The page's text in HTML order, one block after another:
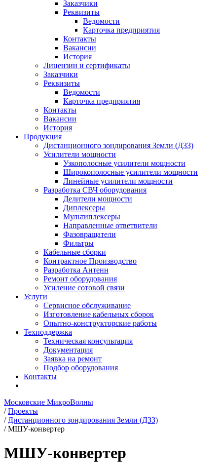
Заказчики
Реквизиты
Ведомости
Карточка предприятия
Контакты
Вакансии
История
Лицензии и сертификаты
Заказчики
Реквизиты
Ведомости
Карточка предприятия
Контакты
Вакансии
История
Продукция
Дистанционного зондирования Земли (ДЗЗ)
Усилители мощности
Узкополосные усилители мощности
Широкополосные усилители мощности
Линейные усилители мощности
Разработка СВЧ оборудования
Делители мощности
Диплексеры
Мультиплексеры
Направленные ответвители
Фазовращатели
Фильтры
Кабельные сборки
Контрактное Производство
Разработка Антенн
Ремонт оборудования
Усиление сотовой связи
Услуги
Сервисное обслуживание
Изготовление кабельных сборок
Опытно-конструкторские работы
Техподдержка
Техническая консультация
Документация
Заявка на ремонт
Подбор оборудования
Контакты
Московские МикроВолны
/ Проекты
/ Дистанционного зондирования Земли (ДЗЗ)
/ МШУ-конвертер
МШУ-конвертер